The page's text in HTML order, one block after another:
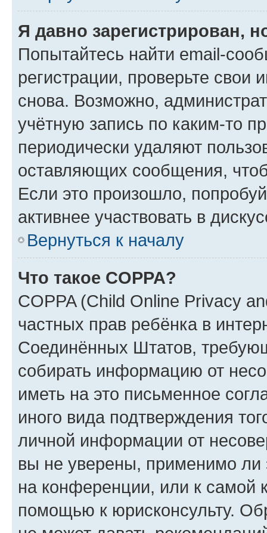
Я давно зарегистрирован,
Попытайтесь найти email-
регистрации, проверьте свои
снова. Возможно,
учётную запись по каким-то
периодически удаляют
оставляющих сообщения,
Если это произошло,
активнее участвовать в
Вернуться к началу
Что такое COPPA?
COPPA (Child Online Privacy
частных прав ребёнка в
Соединённых Штатов,
собирать информацию от
иметь на это письменное
иного вида подтверждения
личной информации от
вы не уверены, применимо ли
на конференции, или к самой
помощью к юрисконсульту.